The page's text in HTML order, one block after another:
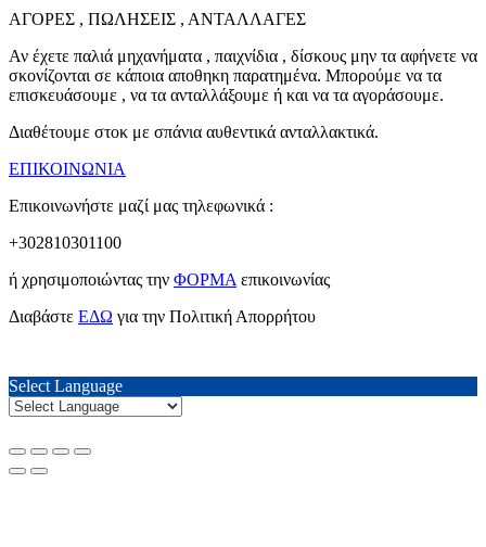
ΑΓΟΡΕΣ , ΠΩΛΗΣΕΙΣ , ΑΝΤΑΛΛΑΓΕΣ
Αν έχετε παλιά μηχανήματα , παιχνίδια , δίσκους μην τα αφήνετε να
σκονίζονται σε κάποια αποθηκη παρατημένα. Μπορούμε να τα
επισκευάσουμε , να τα ανταλλάξουμε ή και να τα αγοράσουμε.
Διαθέτουμε στοκ με σπάνια αυθεντικά ανταλλακτικά.
ΕΠΙΚΟΙΝΩΝΙΑ
Επικοινωνήστε μαζί μας τηλεφωνικά :
+302810301100
ή χρησιμοποιώντας την ΦΟΡΜΑ επικοινωνίας
Διαβάστε ΕΔΩ για την Πολιτική Απορρήτου
Select Language